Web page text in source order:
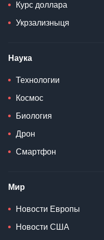
Курс доллара
Укрзализныця
Наука
Технологии
Космос
Биология
Дрон
Смартфон
Мир
Новости Европы
Новости США